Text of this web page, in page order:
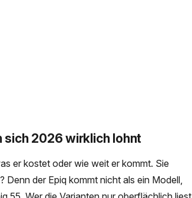
sich 2026 wirklich lohnt
er kostet oder wie weit er kommt. Sie
der Epiq kommt nicht als ein Modell,